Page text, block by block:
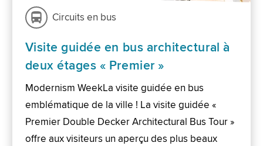
Circuits en bus
Visite guidée en bus architectural à
deux étages « Premier »
Modernism WeekLa visite guidée en bus
emblématique de la ville ! La visite guidée «
Premier Double Decker Architectural Bus Tour »
offre aux visiteurs un aperçu des plus beaux